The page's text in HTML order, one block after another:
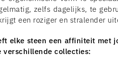
zelfs dagelijks, te
een roziger en stralender
elke steen een affiniteit met
verschillende collecties: